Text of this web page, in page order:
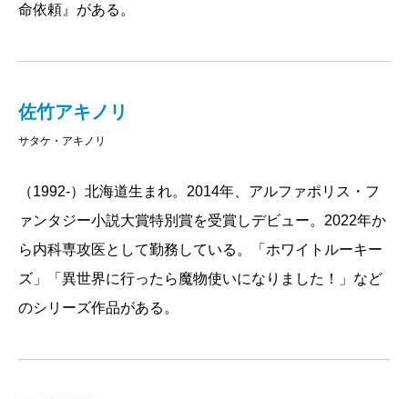
命依頼』がある。
佐竹アキノリ
サタケ・アキノリ
（1992-）北海道生まれ。2014年、アルファポリス・フ
ァンタジー小説大賞特別賞を受賞しデビュー。2022年か
ら内科専攻医として勤務している。「ホワイトルーキー
ズ」「異世界に行ったら魔物使いになりました！」など
のシリーズ作品がある。